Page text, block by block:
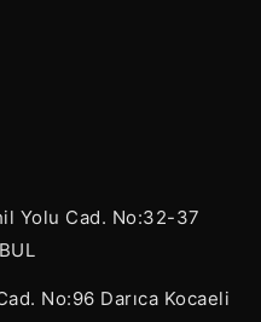
Yolu Cad. No:32-37
No:96 Darıca Kocaeli